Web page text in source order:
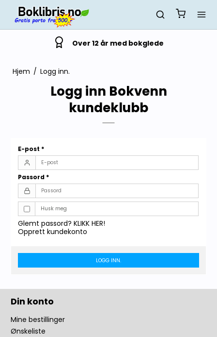
Over 12 år med bokglede
Hjem / Logg inn.
Logg inn Bokvenn
kundeklubb
E-post *
Passord *
Husk meg
Glemt passord? KLIKK HER!
Opprett kundekonto
LOGG INN.
Din konto
Mine bestillinger
Ønskeliste